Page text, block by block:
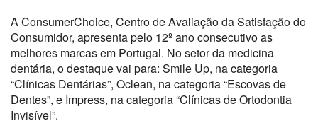
A ConsumerChoice, Centro de Avaliação da Satisfação do
Consumidor, apresenta pelo 12º ano consecutivo as
melhores marcas em Portugal. No setor da medicina
dentária, o destaque vai para: Smile Up, na categoria
“Clínicas Dentárias”, Oclean, na categoria “Escovas de
Dentes”, e Impress, na categoria “Clínicas de Ortodontia
Invisível”.